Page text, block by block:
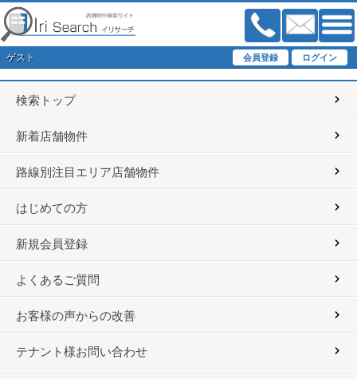
ゲスト
検索トップ
新着店舗物件
路線別注目エリア店舗物件
はじめての方
新規会員登録
よくあるご質問
お客様の声からの改善
テナント様お問い合わせ